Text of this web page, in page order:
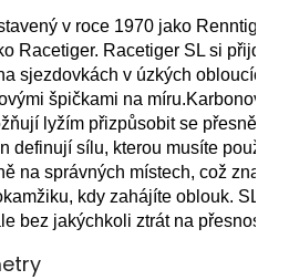
v roce 1970 jako Renntiger,
Racetiger. Racetiger SL si přijde
sjezdovkách v úzkých obloucích.
špičkami na míru.Karbonová
lyžím přizpůsobit se přesně
definují sílu, kterou musíte použít,
na správných místech, což
kdy zahájíte oblouk. SL
bez jakýchkoli ztrát na přesnosti a